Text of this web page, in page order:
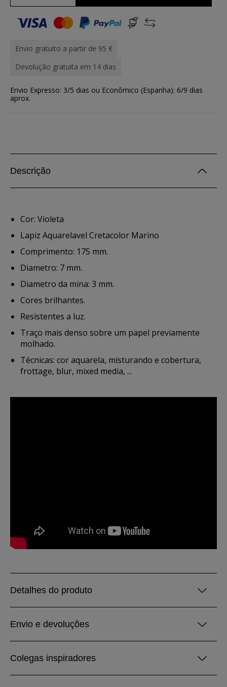
Envio gratuito a partir de 95 €
Devolução gratuita em 14 dias
Envio Expresso: 3/5 dias ou Econômico (Espanha): 6/9 dias
aprox.
Descrição
Cor: Violeta
Lapiz Aquarelavel Cretacolor Marino
Comprimento: 175 mm.
Diametro: 7 mm.
Diametro da mina: 3 mm.
Cores brilhantes.
Resistentes a luz.
Traço mais denso sobre um papel previamente
molhado.
Técnicas: cor aquarela, misturando e cobertura,
frottage, blur, mixed media, ...
Detalhes do produto
Envio e devoluções
Colegas inspiradores